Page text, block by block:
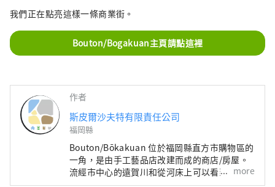
我們正在點亮這樣一條商業街。
Bouton/Bogakuan主頁請點這裡
作者
斯皮爾沙夫特有限責任公司
福岡縣
Bouton/Bōkakuan 位於福岡縣直方市購物區的
一角，是由手工藝品店改建而成的商店/房屋。
流經市中心的遠賀川和從河床上可以看到的福地
山非常美麗。 您可以在市中心悠閒地度過時
more